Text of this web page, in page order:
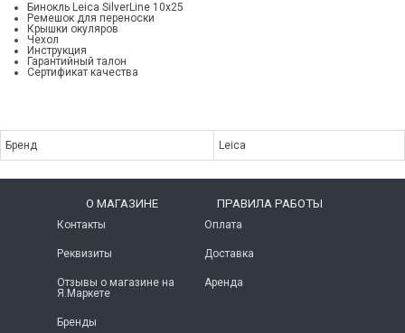
Бинокль Leica SilverLine 10x25
Ремешок для переноски
Крышки окуляров
Чехол
Инструкция
Гарантийный талон
Сертификат качества
Бренд Leica
O МАГАЗИНЕ
Контакты
Реквизиты
Отзывы о магазине на
Я.Маркете
Бренды
ПРАВИЛА РАБОТЫ
Оплата
Доставка
Аренда